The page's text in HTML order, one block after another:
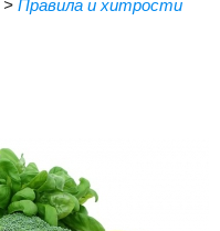
> Правила и хитрости